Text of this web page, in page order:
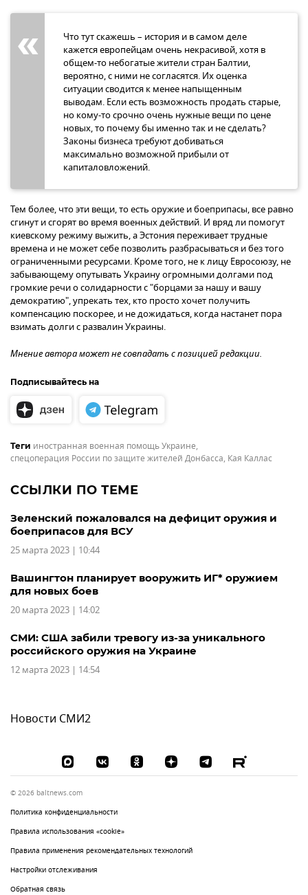
Что тут скажешь – история и в самом деле
кажется европейцам очень некрасивой, хотя в
общем-то небогатые жители стран Балтии,
вероятно, с ними не согласятся. Их оценка
ситуации сводится к менее напыщенным
выводам. Если есть возможность продать старые,
но кому-то срочно очень нужные вещи по цене
новых, то почему бы именно так и не сделать?
Законы бизнеса требуют добиваться
максимально возможной прибыли от
капиталовложений.
Тем более, что эти вещи, то есть оружие и боеприпасы, все равно
сгинут и сгорят во время военных действий. И вряд ли помогут
киевскому режиму выжить, а Эстония переживает трудные
времена и не может себе позволить разбрасываться и без того
ограниченными ресурсами. Кроме того, не к лицу Евросоюзу, не
забывающему опутывать Украину огромными долгами под
громкие речи о солидарности с "борцами за нашу и вашу
демократию", упрекать тех, кто просто хочет получить
компенсацию поскорее, и не дожидаться, когда настанет пора
взимать долги с развалин Украины.
Мнение автора может не совпадать с позицией редакции.
Подписывайтесь на
Теги иностранная военная помощь Украине,
спецоперация России по защите жителей Донбасса, Кая Каллас
ССЫЛКИ ПО ТЕМЕ
Зеленский пожаловался на дефицит оружия и
боеприпасов для ВСУ
25 марта 2023 | 10:44
Вашингтон планирует вооружить ИГ* оружием
для новых боев
20 марта 2023 | 14:02
СМИ: США забили тревогу из-за уникального
российского оружия на Украине
12 марта 2023 | 14:54
Новости СМИ2
© 2026 baltnews.com
Политика конфиденциальности
Правила использования «cookie»
Правила применения рекомендательных технологий
Настройки отслеживания
Обратная связь